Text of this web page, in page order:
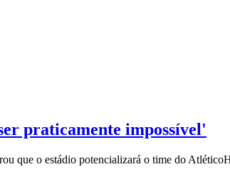
praticamente impossível'
que o estádio potencializará o time do Atlético